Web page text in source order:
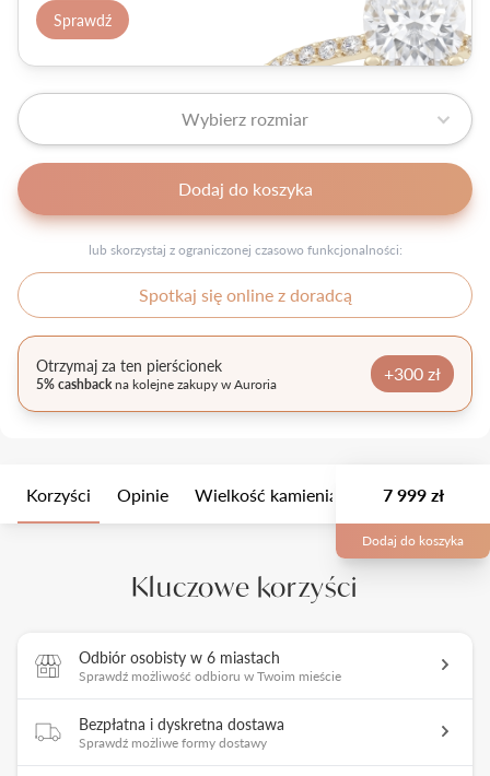
Sprawdź
Wybierz rozmiar
Dodaj do koszyka
lub skorzystaj z ograniczonej czasowo funkcjonalności:
Spotkaj się online z doradcą
Otrzymaj za ten pierścionek
5% cashbackna kolejne zakupy w Auroria +300 zł
Korzyści Opinie Wielkość kamienia Opis
7 999 zł
Dodaj do koszyka
Kluczowe korzyści
Odbiór osobisty w 6 miastach
Sprawdź możliwość odbioru w Twoim mieście
Bezpłatna i dyskretna dostawa
Sprawdź możliwe formy dostawy